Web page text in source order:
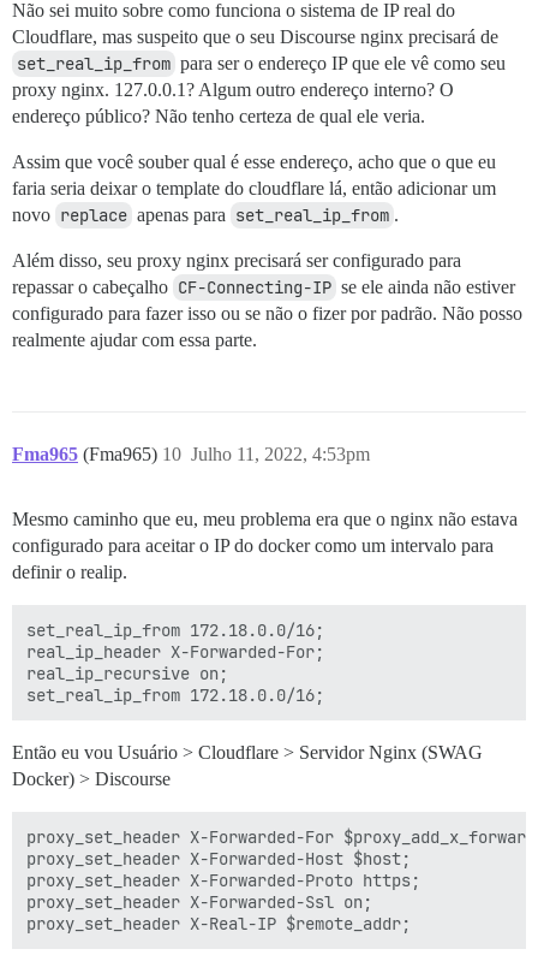
		proxy_cache_valid 3s;
		proxy_cache_min_uses 2;
		# proxy_cache_lock on;
		# proxy_cache_use_stale error timeout;
		# proxy_cache_use_stale updating http_502 http_504;
		# limit_req zone=ltwo burst=10;
		client_body_buffer_size    128k;
		proxy_connect_timeout      180;
		proxy_send_timeout         180;
		proxy_read_timeout         180;
		send_timeout               180;
	}
	# error_page   500 502 503 504  /50x.html;
Não sei muito sobre como funciona o sistema de IP real do
Cloudflare, mas suspeito que o seu Discourse nginx precisará de
set_real_ip_from para ser o endereço IP que ele vê como seu
proxy nginx. 127.0.0.1? Algum outro endereço interno? O
endereço público? Não tenho certeza de qual ele veria.
Assim que você souber qual é esse endereço, acho que o que eu
faria seria deixar o template do cloudflare lá, então adicionar um
novo replace apenas para set_real_ip_from .
Além disso, seu proxy nginx precisará ser configurado para
repassar o cabeçalho CF-Connecting-IP se ele ainda não estiver
configurado para fazer isso ou se não o fizer por padrão. Não posso
realmente ajudar com essa parte.
Fma965 (Fma965) Julho 11, 2022, 4:53pm
10
Mesmo caminho que eu, meu problema era que o nginx não estava
configurado para aceitar o IP do docker como um intervalo para
definir o realip.
set_real_ip_from 172.18.0.0/16;
real_ip_header X-Forwarded-For;
real_ip_recursive on;
Então eu vou Usuário > Cloudflare > Servidor Nginx (SWAG
Docker) > Discourse
proxy_set_header X-Forwarded-For
proxy_set_header X-Forwarded-Host $host;
proxy_set_header X-Forwarded-Proto https;
proxy_set_header X-Forwarded-Ssl on;